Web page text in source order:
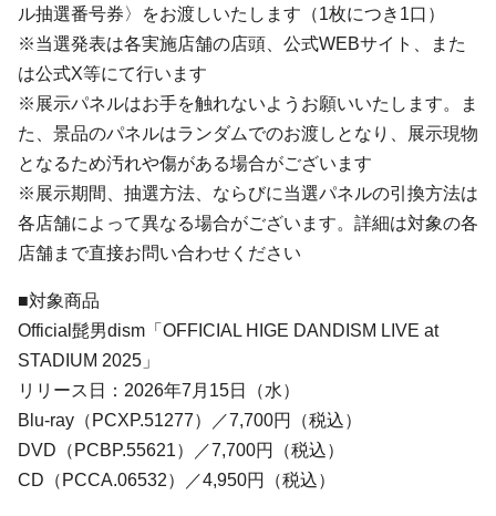
ル抽選番号券〉をお渡しいたします（1枚につき1口）
※当選発表は各実施店舗の店頭、公式WEBサイト、また
は公式X等にて行います
※展示パネルはお手を触れないようお願いいたします。ま
た、景品のパネルはランダムでのお渡しとなり、展示現物
となるため汚れや傷がある場合がございます
※展示期間、抽選方法、ならびに当選パネルの引換方法は
各店舗によって異なる場合がございます。詳細は対象の各
店舗まで直接お問い合わせください
■対象商品
Official髭男dism「OFFICIAL HIGE DANDISM LIVE at
STADIUM 2025」
リリース日：2026年7月15日（水）
Blu-ray（PCXP.51277）／7,700円（税込）
DVD（PCBP.55621）／7,700円（税込）
CD（PCCA.06532）／4,950円（税込）